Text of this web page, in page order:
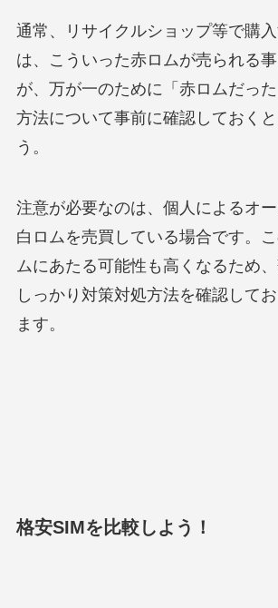
通常、リサイクルショップ等で購
は、こういった赤ロムが売られる
が、万が一のために「赤ロムだっ
方法について事前に確認しておく
う。
注意が必要なのは、個人によるオ
白ロムを売買している場合です。
ムにあたる可能性も高くなるため
しっかり対策対処方法を確認して
ます。
格安SIMを比較しよう！